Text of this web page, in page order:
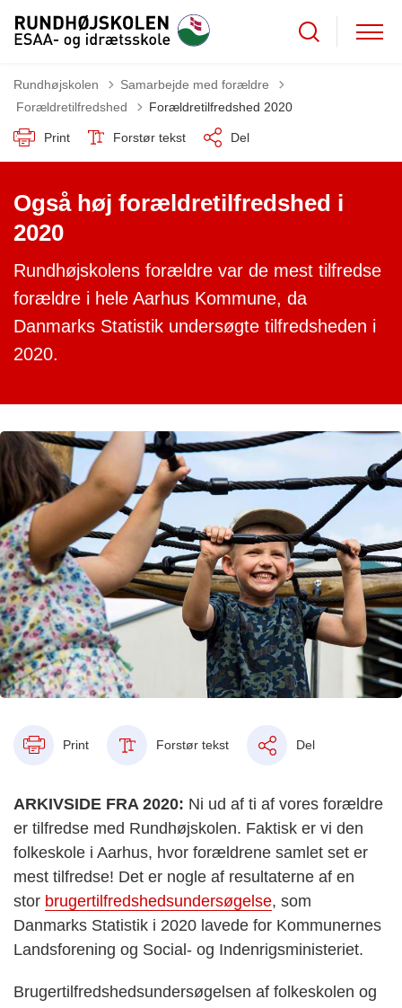
Rundhøjskolen
Samarbejde med forældre
Tilbage til
Forældretilfredshed Forældretilfredshed 2020
Print Forstør tekst Del
Også høj forældretilfredshed i
2020
Rundhøjskolens forældre var de mest tilfredse
forældre i hele Aarhus Kommune, da
Danmarks Statistik undersøgte tilfredsheden i
2020.
Print Forstør tekst Del
ARKIVSIDE FRA 2020: Ni ud af ti af vores forældre
er tilfredse med Rundhøjskolen. Faktisk er vi den
folkeskole i Aarhus, hvor forældrene samlet set er
mest tilfredse! Det er nogle af resultaterne af en
stor brugertilfredshedsundersøgelse, som
Danmarks Statistik i 2020 lavede for Kommunernes
Landsforening og Social- og Indenrigsministeriet.
Brugertilfredshedsundersøgelsen af folkeskolen og